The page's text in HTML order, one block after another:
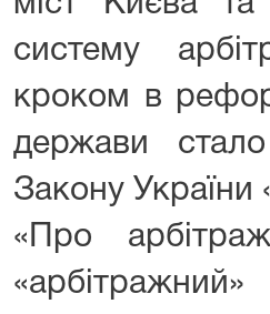
систему
кроком в
держави
Закону України
«Про